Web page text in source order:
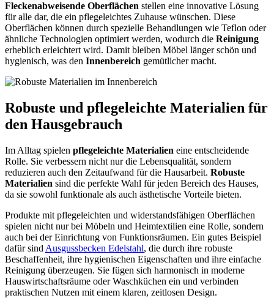
Fleckenabweisende Oberflächen stellen eine innovative Lösung
für alle dar, die ein pflegeleichtes Zuhause wünschen. Diese
Oberflächen können durch spezielle Behandlungen wie Teflon oder
ähnliche Technologien optimiert werden, wodurch die Reinigung
erheblich erleichtert wird. Damit bleiben Möbel länger schön und
hygienisch, was den Innenbereich gemütlicher macht.
Robuste und pflegeleichte Materialien für
den Hausgebrauch
Im Alltag spielen pflegeleichte Materialien eine entscheidende
Rolle. Sie verbessern nicht nur die Lebensqualität, sondern
reduzieren auch den Zeitaufwand für die Hausarbeit. Robuste
Materialien sind die perfekte Wahl für jeden Bereich des Hauses,
da sie sowohl funktionale als auch ästhetische Vorteile bieten.
Produkte mit pflegeleichten und widerstandsfähigen Oberflächen
spielen nicht nur bei Möbeln und Heimtextilien eine Rolle, sondern
auch bei der Einrichtung von Funktionsräumen. Ein gutes Beispiel
dafür sind Ausgussbecken Edelstahl, die durch ihre robuste
Beschaffenheit, ihre hygienischen Eigenschaften und ihre einfache
Reinigung überzeugen. Sie fügen sich harmonisch in moderne
Hauswirtschaftsräume oder Waschküchen ein und verbinden
praktischen Nutzen mit einem klaren, zeitlosen Design.